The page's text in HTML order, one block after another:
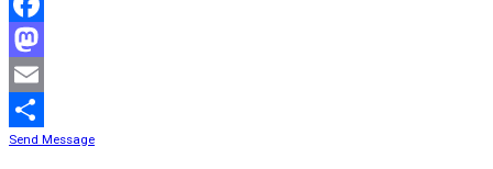
Facebook
Mastodon
Email
Share
Send Message